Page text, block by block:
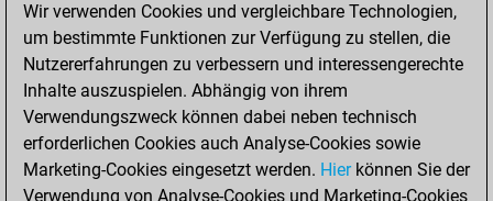
Your Latest App
Activity
Freitag, Juni 5,
2026
Wir verwenden Cookies und vergleichbare Technologien,
um bestimmte Funktionen zur Verfügung zu stellen, die
Nutzererfahrungen zu verbessern und interessengerechte
Inhalte auszuspielen. Abhängig von ihrem
Verwendungszweck können dabei neben technisch
erforderlichen Cookies auch Analyse-Cookies sowie
Marketing-Cookies eingesetzt werden. Hierkönnen Sie der
Verwendung von Analyse-Cookies und Marketing-Cookies